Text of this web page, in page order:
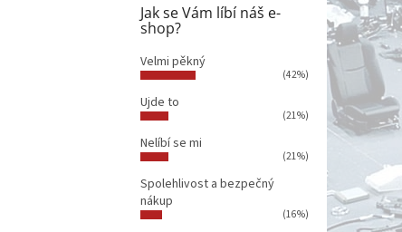
Jak se Vám líbí náš e-
shop?
Velmi pěkný
(42%)
Ujde to
(21%)
Nelíbí se mi
(21%)
Spolehlivost a bezpečný
nákup
(16%)